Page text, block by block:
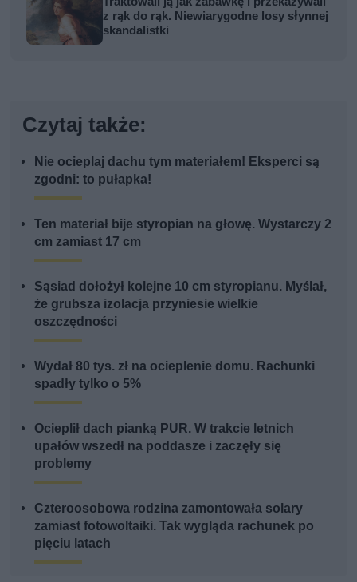
z rąk do rąk. Niewiarygodne losy słynnej
skandalistki
Czytaj także:
Nie ocieplaj dachu tym materiałem! Eksperci są
zgodni: to pułapka!
Ten materiał bije styropian na głowę. Wystarczy 2
cm zamiast 17 cm
Sąsiad dołożył kolejne 10 cm styropianu. Myślał,
że grubsza izolacja przyniesie wielkie
oszczędności
Wydał 80 tys. zł na ocieplenie domu. Rachunki
spadły tylko o 5%
Ocieplił dach pianką PUR. W trakcie letnich
upałów wszedł na poddasze i zaczęły się
problemy
Czteroosobowa rodzina zamontowała solary
zamiast fotowoltaiki. Tak wygląda rachunek po
pięciu latach